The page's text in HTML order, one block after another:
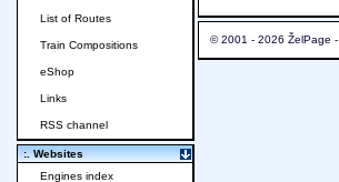
© 2001 - 2026 ŽelPage -
List of Routes
Train Compositions
eShop
Links
RSS channel
:. Websites
Engines index